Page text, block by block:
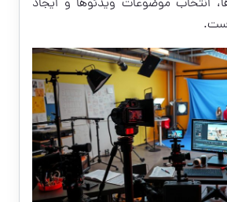
انتخاب موضوعات ویدئوها و ایجاد